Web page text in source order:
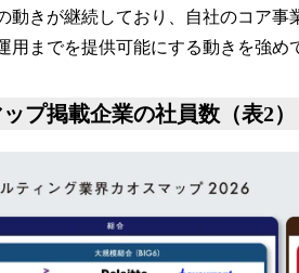
動きが継続しており、自社のコア事
までを提供可能にする動きを強め
プ掲載企業の社員数（表2）